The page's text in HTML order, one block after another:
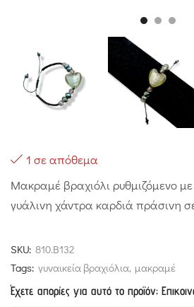
1 σε απόθεμα
Μακραμέ βραχιόλι ρυθμιζόμενο
γυάλινη χάντρα καρδιά πράσινη
SKU: 810.B132
Tags: γυναικεία βραχιόλια, μακραμέ
Έχετε απορίες για αυτό το προϊόν;